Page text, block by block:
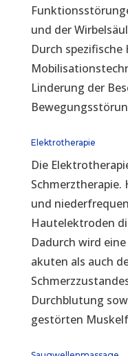
und der
Durch
Linderung der
Elektrotherapie
Die
Schmerztherapie.
und
Hautelektroden
Dadurch wird
akuten als auch
Durchblutung
gestörten